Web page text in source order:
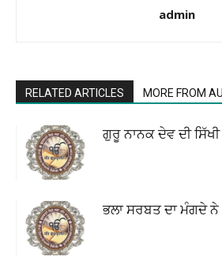
admin
RELATED ARTICLES MORE FROM
ਗੁਰੂ ਨਾਨਕ ਦੇਵ ਦੀ ਸਿੱਖੀ
ਭਲਾ ਸਰਬਤ ਦਾ ਮੰਗਦੇ ਨੇ